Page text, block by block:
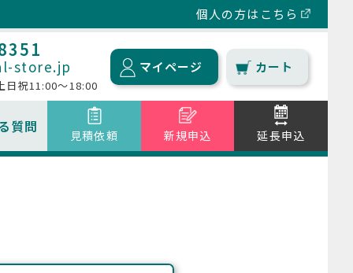
個人の方はこちら
store.jp
日祝11:00～18:00
マイページ カート
質問 見積依頼 新規申込 延長申込
その他商品